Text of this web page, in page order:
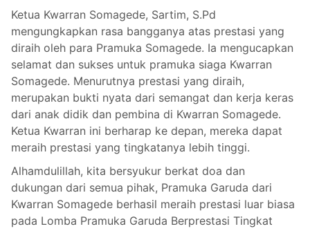
Ketua Kwarran Somagede, Sartim, S.Pd
mengungkapkan rasa bangganya atas prestasi yang
diraih oleh para Pramuka Somagede. Ia mengucapkan
selamat dan sukses untuk pramuka siaga Kwarran
Somagede. Menurutnya prestasi yang diraih,
merupakan bukti nyata dari semangat dan kerja keras
dari anak didik dan pembina di Kwarran Somagede.
Ketua Kwarran ini berharap ke depan, mereka dapat
meraih prestasi yang tingkatanya lebih tinggi.
Alhamdulillah, kita bersyukur berkat doa dan
dukungan dari semua pihak, Pramuka Garuda dari
Kwarran Somagede berhasil meraih prestasi luar biasa
pada Lomba Pramuka Garuda Berprestasi Tingkat